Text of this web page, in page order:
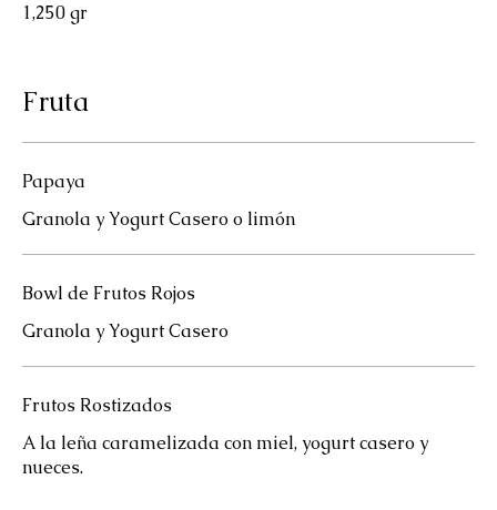
1,250 gr
Fruta
Papaya
Granola y Yogurt Casero o limón
Bowl de Frutos Rojos
Granola y Yogurt Casero
Frutos Rostizados
A la leña caramelizada con miel, yogurt casero y
nueces.